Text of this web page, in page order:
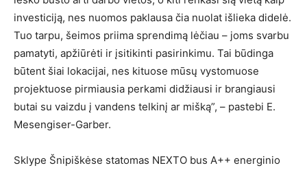
investiciją, nes nuomos paklausa čia nuolat išlieka didelė.
Tuo tarpu, šeimos priima sprendimą lėčiau – joms svarbu
pamatyti, apžiūrėti ir įsitikinti pasirinkimu. Tai būdinga
būtent šiai lokacijai, nes kituose mūsų vystomuose
projektuose pirmiausia perkami didžiausi ir brangiausi
butai su vaizdu į vandens telkinį ar mišką”, – pastebi E.
Mesengiser-Garber.
Sklype Šnipiškėse statomas NEXTO bus A++ energinio